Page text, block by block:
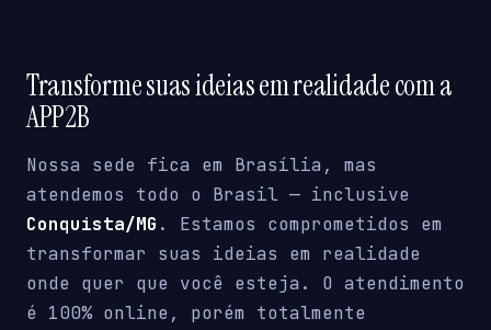
Transforme suas ideias em realidade com a
APP2B
Nossa sede fica em Brasília, mas
atendemos todo o Brasil — inclusive
Conquista/MG . Estamos comprometidos em
transformar suas ideias em realidade
onde quer que você esteja. O atendimento
é 100% online, porém totalmente